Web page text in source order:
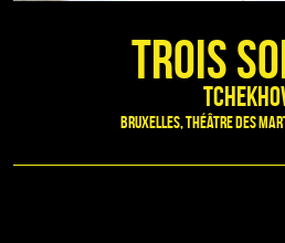
Trois
Bruxelles, Théâtre des